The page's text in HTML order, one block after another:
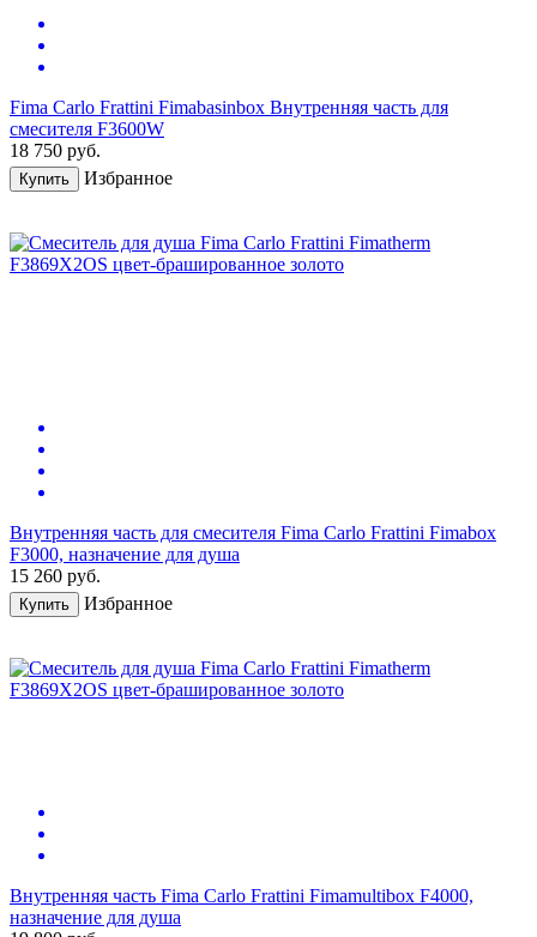
Fima Carlo Frattini Fimabasinbox Внутренняя часть для
смесителя F3600W
18 750 руб.
Купить Избранное
Внутренняя часть для смесителя Fima Carlo Frattini Fimabox
F3000, назначение для душа
15 260 руб.
Купить Избранное
Внутренняя часть Fima Carlo Frattini Fimamultibox F4000,
назначение для душа